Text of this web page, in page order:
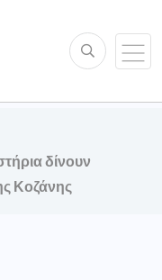
δίνουν
Κοζάνης